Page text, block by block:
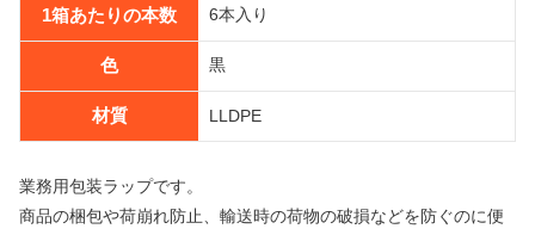
1箱あたりの本数 6本入り
色 黒
材質 LLDPE
業務用包装ラップです。
商品の梱包や荷崩れ防止、輸送時の荷物の破損などを防ぐのに便